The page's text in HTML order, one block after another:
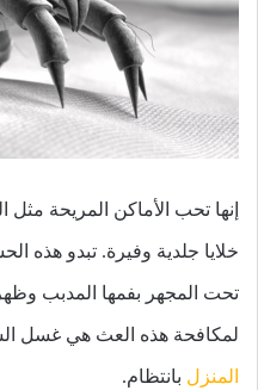
إنها تحب الأماكن المريحة
خلايا جلدية وفيرة. تبدو هذه
تحت المجهر بفمها المدبب
لمكافحة هذه العث هي غسل
المنزل بانتظام.